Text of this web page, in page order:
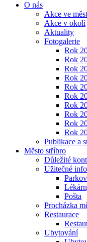
O nás
Akce ve
Akce v okolí
Aktuality
Fotogalerie
Rok
Rok
Rok
Rok
Rok
Rok
Rok
Rok
Rok
Rok
Publikace a
Město stříbro
Důležité
Užitečné
Pošta
Procházka
Restaurace
Ubytování